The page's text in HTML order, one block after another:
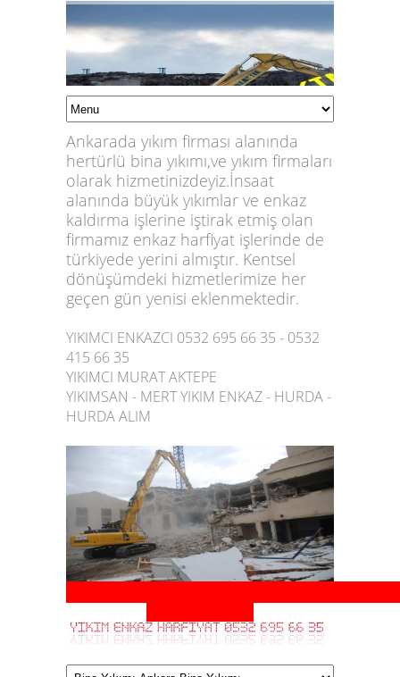
Ankarada yıkım firması alanında
hertürlü bina yıkımı,ve yıkım firmaları
olarak hizmetinizdeyiz.İnsaat
alanında büyük yıkımlar ve enkaz
kaldırma işlerine iştirak etmiş olan
firmamız enkaz harfiyat işlerinde de
türkiyede yerini almıştır. Kentsel
dönüşümdeki hizmetlerimize her
geçen gün yenisi eklenmektedir.
YIKIMCI ENKAZCI 0532 695 66 35 - 0532
415 66 35
YIKIMCI MURAT AKTEPE
YIKIMSAN - MERT YIKIM ENKAZ - HURDA -
HURDA ALIM